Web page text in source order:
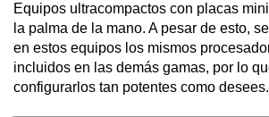
Equipos ultracompactos con placas
la palma de la mano. A pesar de esto,
en estos equipos los mismos
incluidos en las demás gamas, por lo
configurarlos tan potentes como desees.